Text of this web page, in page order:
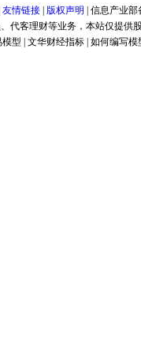
友情链接 版权声明 | 信息产业部
代客理财等业务，本站仅提供
型 | 文华财经指标 | 如何编写